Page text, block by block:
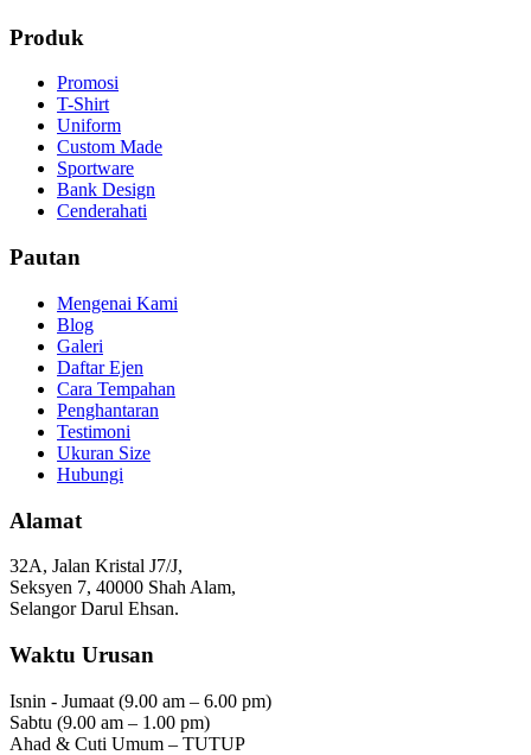
Produk
Promosi
T-Shirt
Uniform
Custom Made
Sportware
Bank Design
Cenderahati
Pautan
Mengenai Kami
Blog
Galeri
Daftar Ejen
Cara Tempahan
Penghantaran
Testimoni
Ukuran Size
Hubungi
Alamat
32A, Jalan Kristal J7/J,
Seksyen 7, 40000 Shah Alam,
Selangor Darul Ehsan.
Waktu Urusan
Isnin - Jumaat (9.00 am – 6.00 pm)
Sabtu (9.00 am – 1.00 pm)
Ahad & Cuti Umum – TUTUP